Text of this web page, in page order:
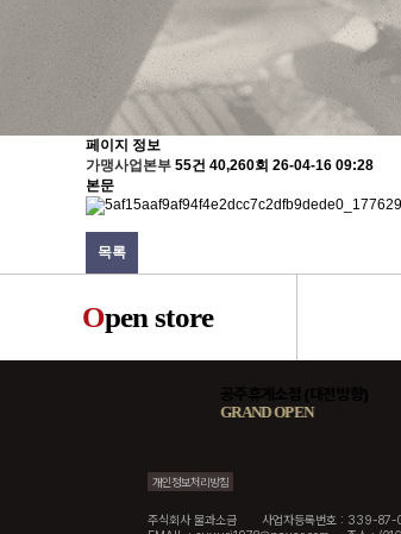
페이지 정보
가맹사업본부 55건 40,260회 26-04-16 09:28
본문
목록
Open store
공주휴게소점 (대전방향)
GRAND OPEN
개인정보처리방침
주식회사 물과소금 사업자등록번호 : 339-87-